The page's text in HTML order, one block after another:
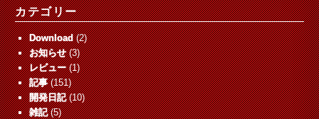
カテゴリー
Download(2)
お知らせ(3)
レビュー(1)
記事(151)
開発日記(10)
雑記(5)